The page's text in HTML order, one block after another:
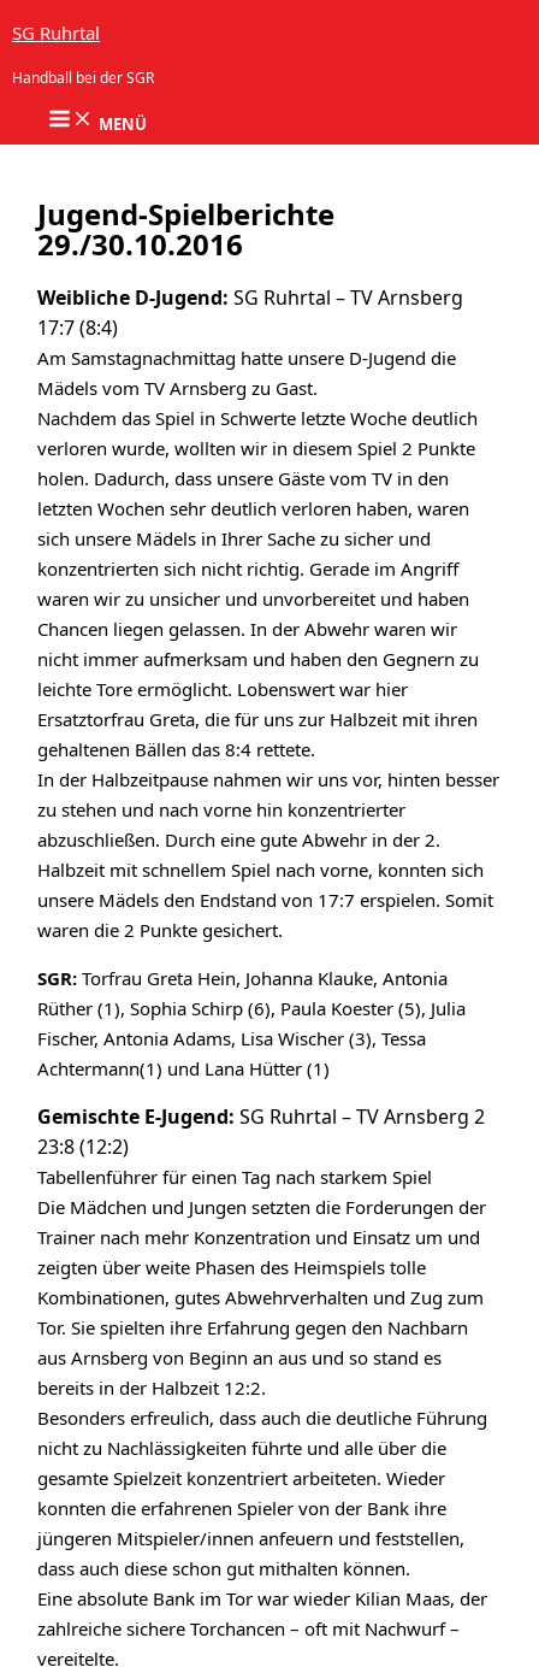
Zum Inhalt springen
SG Ruhrtal
Handball bei der SGR
MENÜ
Jugend-Spielberichte
29./30.10.2016
Weibliche D-Jugend: SG Ruhrtal – TV Arnsberg
17:7 (8:4)
Am Samstagnachmittag hatte unsere D-Jugend die
Mädels vom TV Arnsberg zu Gast.
Nachdem das Spiel in Schwerte letzte Woche deutlich
verloren wurde, wollten wir in diesem Spiel 2 Punkte
holen. Dadurch, dass unsere Gäste vom TV in den
letzten Wochen sehr deutlich verloren haben, waren
sich unsere Mädels in Ihrer Sache zu sicher und
konzentrierten sich nicht richtig. Gerade im Angriff
waren wir zu unsicher und unvorbereitet und haben
Chancen liegen gelassen. In der Abwehr waren wir
nicht immer aufmerksam und haben den Gegnern zu
leichte Tore ermöglicht. Lobenswert war hier
Ersatztorfrau Greta, die für uns zur Halbzeit mit ihren
gehaltenen Bällen das 8:4 rettete.
In der Halbzeitpause nahmen wir uns vor, hinten besser
zu stehen und nach vorne hin konzentrierter
abzuschließen. Durch eine gute Abwehr in der 2.
Halbzeit mit schnellem Spiel nach vorne, konnten sich
unsere Mädels den Endstand von 17:7 erspielen. Somit
waren die 2 Punkte gesichert.
SGR: Torfrau Greta Hein, Johanna Klauke, Antonia
Rüther (1), Sophia Schirp (6), Paula Koester (5), Julia
Fischer, Antonia Adams, Lisa Wischer (3), Tessa
Achtermann(1) und Lana Hütter (1)
Gemischte E-Jugend: SG Ruhrtal – TV Arnsberg 2
23:8 (12:2)
Tabellenführer für einen Tag nach starkem Spiel
Die Mädchen und Jungen setzten die Forderungen der
Trainer nach mehr Konzentration und Einsatz um und
zeigten über weite Phasen des Heimspiels tolle
Kombinationen, gutes Abwehrverhalten und Zug zum
Tor. Sie spielten ihre Erfahrung gegen den Nachbarn
aus Arnsberg von Beginn an aus und so stand es
bereits in der Halbzeit 12:2.
Besonders erfreulich, dass auch die deutliche Führung
nicht zu Nachlässigkeiten führte und alle über die
gesamte Spielzeit konzentriert arbeiteten. Wieder
konnten die erfahrenen Spieler von der Bank ihre
jüngeren Mitspieler/innen anfeuern und feststellen,
dass auch diese schon gut mithalten können.
Eine absolute Bank im Tor war wieder Kilian Maas, der
zahlreiche sichere Torchancen – oft mit Nachwurf –
vereitelte.